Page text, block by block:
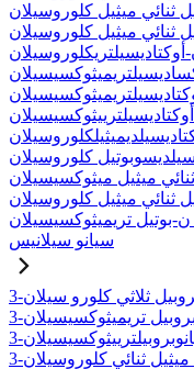
سيانو سيلانيس